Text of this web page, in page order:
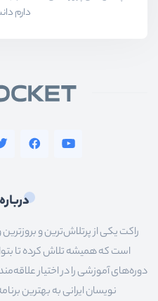
دارم
راکت یکی از پرتلاش‌ترین و
است که همیشه تلاش کرده تا
دوره‌های آموزشی را در اختیار
نویسان ایرانی به بهترین